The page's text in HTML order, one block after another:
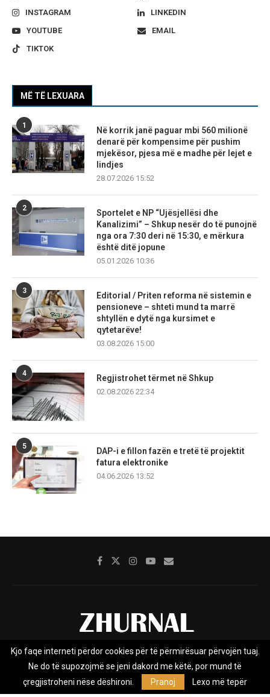
INSTAGRAM
LINKEDIN
YOUTUBE
EMAIL
TIKTOK
MË TË LEXUARA
1
Në korrik janë paguar mbi 560 milionë
denarë për kompensime për pushim
mjekësor, pjesa më e madhe për lejet e
lindjes
28.07.2026 15:52
2
Sportelet e NP “Ujësjellësi dhe
Kanalizimi” – Shkup nesër do të punojnë
nga ora 7:30 deri në 15:30, e mërkura
është ditë jopune
05.01.2026 10:36
3
Editorial / Priten reforma në sistemin e
pensioneve – shteti mund ta marrë
shtyllën e dytë nga kursimet e
qytetarëve!
03.08.2026 15:00
4
Regjistrohet tërmet në Shkup
02.08.2026 22:34
5
DAP-i e fillon fazën e tretë të projektit
fatura elektronike
04.06.2026 13:52
Rreth nesh Impresumi Marketing
Privacy Policy
Zhurnal.mk është Agjenci e Lajmeve e pavarur, e themeluar në vitin
Kjo faqe interneti përdor cookies për të përmirësuar përvojën tuaj.
Ne do të supozojmë se jeni dakord me këtë, por mund të
çregjistroheni nëse dëshironi.
Pranoj Lexo më tepër